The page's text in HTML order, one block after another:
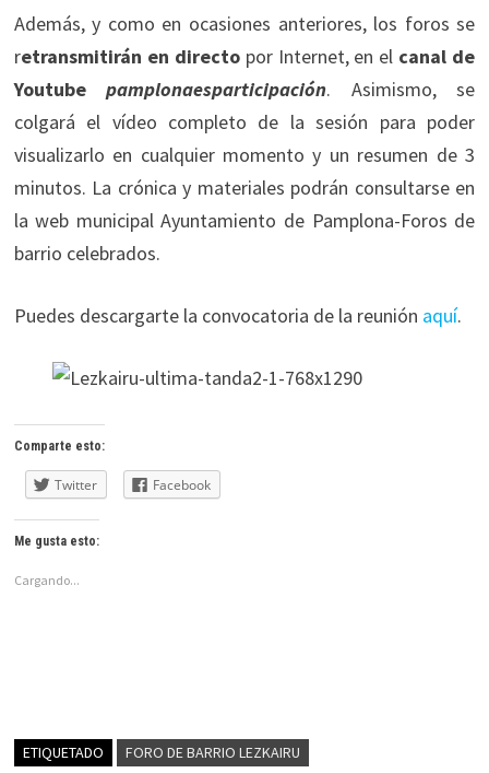
Además, y como en ocasiones anteriores, los foros se
retransmitirán en directopor Internet, en el canal de
Youtubepamplonaesparticipación. Asimismo, se
colgará el vídeo completo de la sesión para poder
visualizarlo en cualquier momento y un resumen de 3
minutos. La crónica y materiales podrán consultarse en
la web municipal Ayuntamiento de Pamplona-Foros de
barrio celebrados.
Puedes descargarte la convocatoria de la reunión aquí.
Comparte esto:
Twitter Facebook
Me gusta esto:
Cargando...
ETIQUETADO FORO DE BARRIO LEZKAIRU